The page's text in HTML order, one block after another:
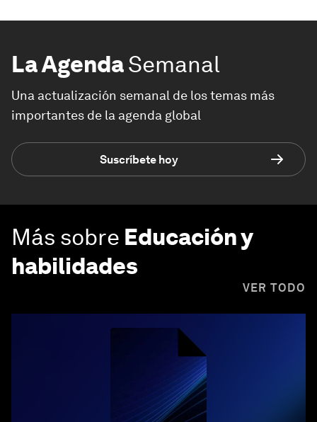
La AgendaSemanal
Una actualización semanal de los temas más
importantes de la agenda global
Suscríbete hoy
Más sobre Educación y
habilidades
VER TODO